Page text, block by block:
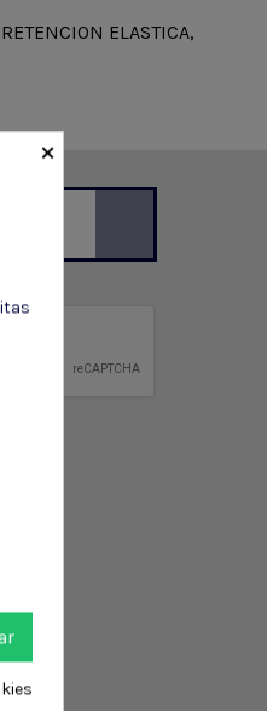
ELASTICA,
×